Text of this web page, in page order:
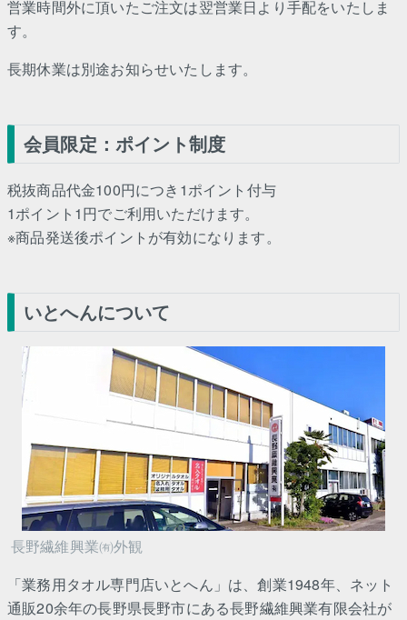
営業時間外に頂いたご注文は翌営業日より手配をいたしま
す。
長期休業は別途お知らせいたします。
会員限定：ポイント制度
税抜商品代金100円につき1ポイント付与
1ポイント1円でご利用いただけます。
※商品発送後ポイントが有効になります。
いとへんについて
長野繊維興業㈲外観
「業務用タオル専門店いとへん」は、創業1948年、ネット
通販20余年の長野県長野市にある長野繊維興業有限会社が